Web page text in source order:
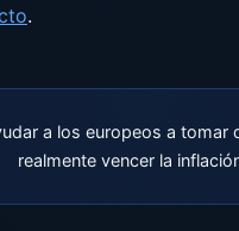
.
a los europeos a
realmente vencer la